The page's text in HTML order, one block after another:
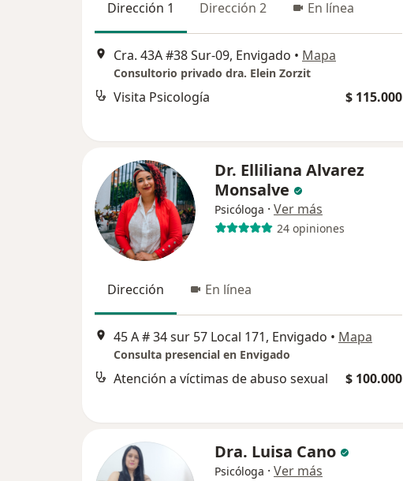
Dirección 1 Dirección 2 En línea
Cra. 43A #38 Sur-09, Envigado • Mapa
Consultorio privado dra. Elein Zorzit
Visita Psicología $ 115.000
Dr. Elliliana Alvarez
Monsalve
Psicóloga · Ver más
24 opiniones
Dirección En línea
45 A # 34 sur 57 Local 171, Envigado • Mapa
Consulta presencial en Envigado
Atención a víctimas de abuso sexual $ 100.000
Dra. Luisa Cano
Psicóloga · Ver más